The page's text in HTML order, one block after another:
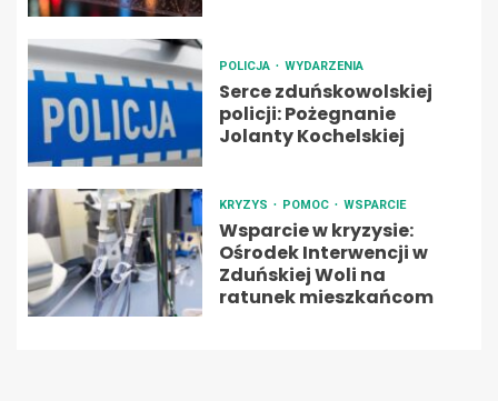
POLICJA WYDARZENIA
Serce zduńskowolskiej
policji: Pożegnanie
Jolanty Kochelskiej
KRYZYS POMOC WSPARCIE
Wsparcie w kryzysie:
Ośrodek Interwencji w
Zduńskiej Woli na
ratunek mieszkańcom